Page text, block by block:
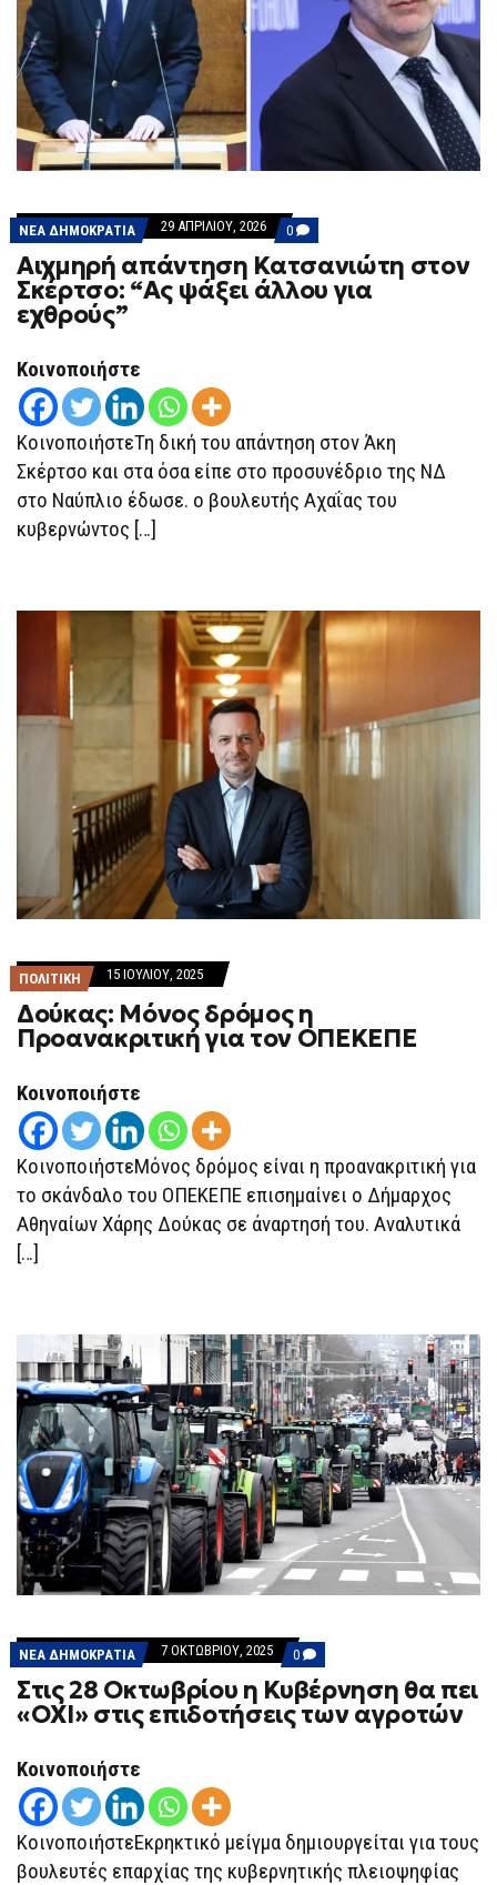
ΝΕΑ ΔΗΜΟΚΡΑΤΙΑ 29 ΑΠΡΙΛΊΟΥ, 2026 0 COMMENTS
ON
ΑΙΧΜΗΡΉ
ΑΠΆΝΤΗΣΗ
ΚΑΤΣΑΝΙΏΤΗ
Αιχμηρή απάντηση Κατσανιώτη στον
Σκέρτσο: “Ας ψάξει άλλου για
εχθρούς”
Κοινοποιήστε
ΚοινοποιήστεΤη δική του απάντηση στον Άκη
Σκέρτσο και στα όσα είπε στο προσυνέδριο της ΝΔ
στο Ναύπλιο έδωσε. ο βουλευτής Αχαΐας του
κυβερνώντος […]
ΠΟΛΙΤΙΚΗ 15 ΙΟΥΛΊΟΥ, 2025
Δούκας: Μόνος δρόμος η
Προανακριτική για τον ΟΠΕΚΕΠΕ
Κοινοποιήστε
ΚοινοποιήστεΜόνος δρόμος είναι η προανακριτική για
το σκάνδαλο του ΟΠΕΚΕΠΕ επισημαίνει ο Δήμαρχος
Αθηναίων Χάρης Δούκας σε άναρτησή του. Αναλυτικά
[…]
ΝΕΑ ΔΗΜΟΚΡΑΤΙΑ 7 ΟΚΤΩΒΡΊΟΥ, 2025 0 COMMENTS
ON
ΣΤΙΣ
28
ΟΚΤΩΒΡΊΟΥ
ΕΠΙΔΟΤΉΣΕΙΣ
ΤΩΝ
ΑΓΡΟΤΏΝ
Στις 28 Οκτωβρίου η Κυβέρνηση θα πει
«ΟΧΙ» στις επιδοτήσεις των αγροτών
Κοινοποιήστε
ΚοινοποιήστεΕκρηκτικό μείγμα δημιουργείται για τους
βουλευτές επαρχίας της κυβερνητικής πλειοψηφίας